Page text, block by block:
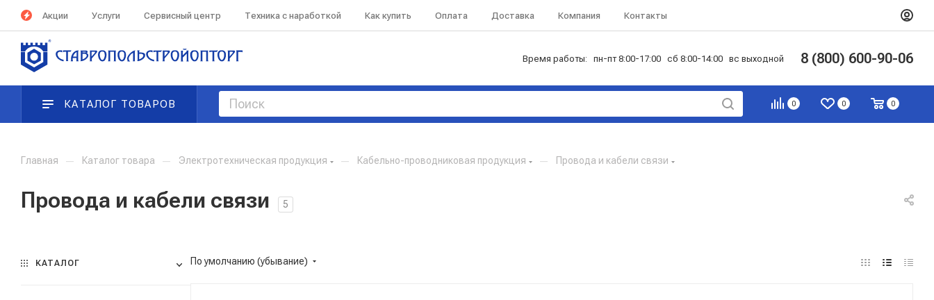
Акции Услуги Сервисный центр Техника с наработкой Как купить Оплата Доставка Компания Контакты
Время работы: пн-пт 8:00-17:00 сб 8:00-14:00 вс выходной 8 (800) 600-90-06
0 0 0
КАТАЛОГ ТОВАРОВ
Главная — Каталог товара — Электротехническая продукция — Кабельно-проводниковая продукция — Провода и кабели связи
Провода и кабели связи 5
По умолчанию (убывание)
КАТАЛОГ